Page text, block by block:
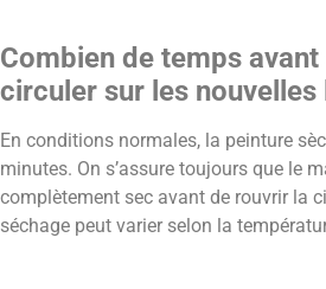
Combien de temps
circuler sur les nouvelles
En conditions normales, la peinture
minutes. On s’assure toujours que le
complètement sec avant de rouvrir la
séchage peut varier selon la